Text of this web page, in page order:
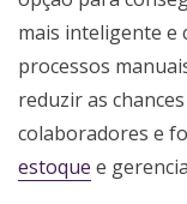
mais inteligente e
processos
reduzir as
colaboradores e
estoque e